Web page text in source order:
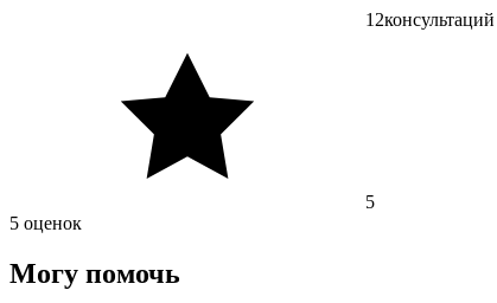
12консультаций
5
5 оценок
Могу помочь